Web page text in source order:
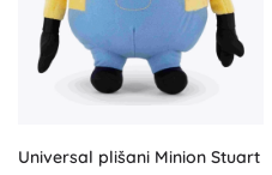
Universal plišani Minion Stuart